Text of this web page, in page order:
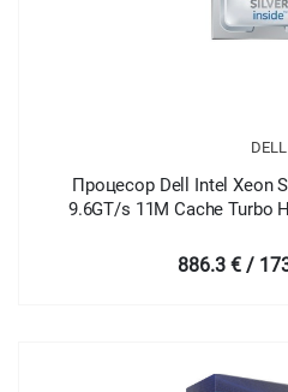
DELL
Процесор Dell Intel Xeon Silver 4108 1.8G 8C/16T
9.6GT/s 11M Cache Turbo
886.3 € /